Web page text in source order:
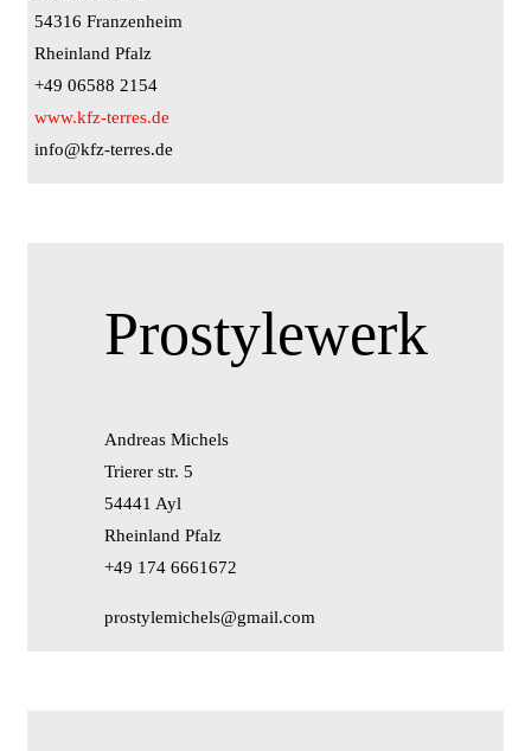
54316 Franzenheim
Rheinland Pfalz
+49 06588 2154
www.kfz-terres.de
info@kfz-terres.de
Prostylewerk
Andreas Michels
Trierer str. 5
54441 Ayl
Rheinland Pfalz
+49 174 6661672
prostylemichels@gmail.com